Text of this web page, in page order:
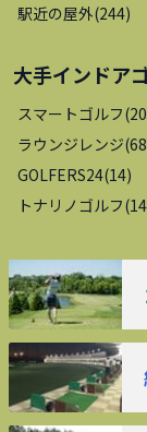
駅近の屋外(244)
大手インドア
スマートゴルフ(
ラウンジレンジ(68
GOLFERS24(14)
トナリノゴルフ(14